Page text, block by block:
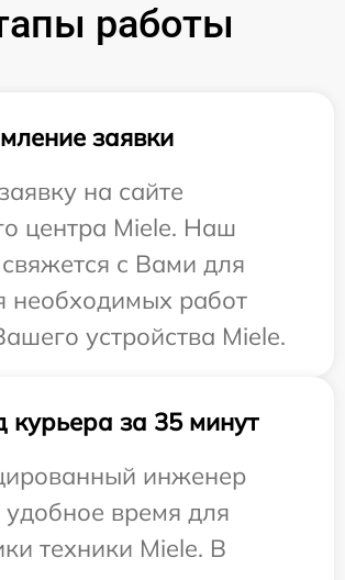
работы
заявки
на сайте
центра Miele. Наш
с Вами для
необходимых работ
устройства Miele.
курьера за 35 минут
инженер
удобное время для
техники Miele. В